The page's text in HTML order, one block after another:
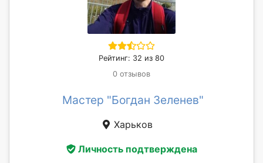
Рейтинг: 32 из 80
0 отзывов
Мастер "Богдан Зеленев"
Харьков
Личность подтверждена